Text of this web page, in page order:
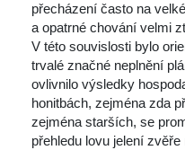
přecházení často na
a opatrné chování velmi
V této souvislosti bylo
trvalé značné neplnění
ovlivnilo výsledky
honitbách, zejména zda
zejména starších, se
přehledu lovu jelení